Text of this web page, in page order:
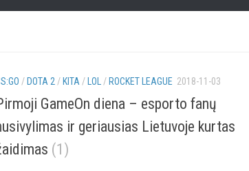
/ DOTA 2 / KITA / LOL / ROCKET LEAGUE 2018-11-03
GameOn diena – esporto fanų
ir geriausias Lietuvoje kurtas
(1)